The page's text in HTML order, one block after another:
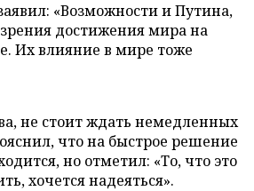
«Возможности и Путина,
достижения мира на
Их влияние в мире тоже
не стоит ждать немедленных
что на быстрое решение
но отметил: «То, что это
хочется надеяться».